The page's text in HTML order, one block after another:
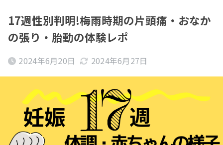
17週性別判明!梅雨時期の片頭痛・おなか
の張り・胎動の体験レポ
2024年6月20日 2024年6月27日